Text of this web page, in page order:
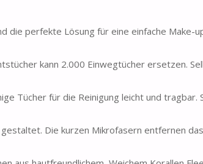
die perfekte Lösung für eine einfache Make-
kann 2.000 Einwegtücher ersetzen.
Tücher für die Reinigung leicht und tragbar.
Die kurzen Mikrofasern entfernen